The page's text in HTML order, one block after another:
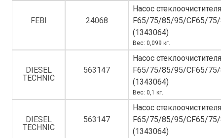
FEBI 24068
Насос
F65/75/85/95/CF65/
(1343064)
Вес: 0,099 кг.
DIESEL
TECHNIC
563147
Насос
F65/75/85/95/CF65/
(1343064)
Вес: 0,1 кг.
DIESEL
TECHNIC
563147
Насос
F65/75/85/95/CF65/
(1343064)